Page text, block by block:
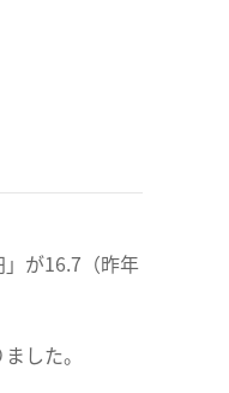
が16.7（昨年
した。